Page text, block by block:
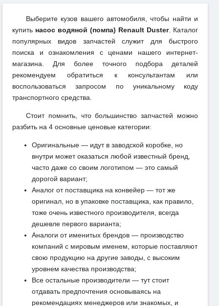
Выберите кузов вашего автомобиля, чтобы найти и
купить насос водяной (помпа) Renault Duster. Каталог
популярных видов запчастей служит для быстрого
поиска и ознакомления с ценами нашего интернет-
магазина. Для более точного подбора деталей
рекомендуем обратиться к консультантам или
воспользоваться запросом по уникальному коду
транспортного средства.
Стоит помнить, что большинство запчастей можно
разбить на 4 основные ценовые категории:
Оригинальные — идут в заводской коробке, но
внутри может оказаться любой известный бренд,
часто даже со своим логотипом — это самый
дорогой вариант;
Аналог от поставщика на конвейер — тот же
оригинал, но в упаковке поставщика, как правило,
тоже очень известного производителя, всегда
дешевле первого варианта;
Аналоги от именитых брендов — производство
компаний с мировым именем, которые поставляют
свою продукцию на другие заводы, с высоким
уровнем качества производства;
Все остальные производители — тут стоит
отдавать предпочтения основываясь на
рекомендациях менеджеров или знакомых, и